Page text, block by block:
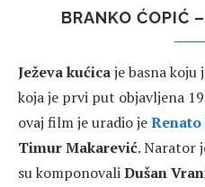
BRANKO ĆOPIĆ
Ježeva kućicaje basna koju
koja je prvi put objavljena
ovaj film je uradio je
Timur Makarević. Narator
su komponovaliDušan